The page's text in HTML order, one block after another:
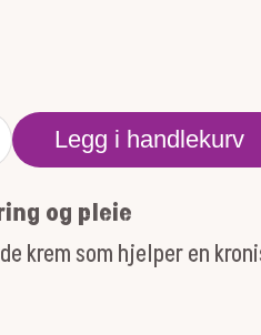
Legg i handlekurv
og pleie
krem som hjelper en